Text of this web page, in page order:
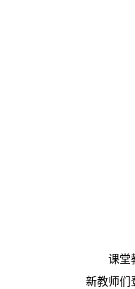
课堂
新教师们